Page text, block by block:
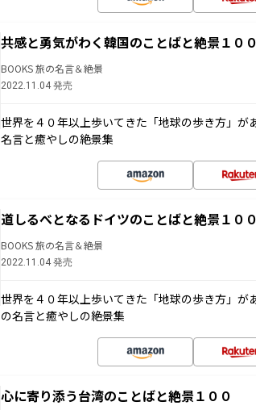
共感と勇気がわく韓国のことばと絶景１００
BOOKS 旅の名言＆絶景
2022.11.04 発売
世界を４０年以上歩いてきた「地球の歩き方」
名言と癒やしの絶景集
道しるべとなるドイツのことばと絶景１００
BOOKS 旅の名言＆絶景
2022.11.04 発売
世界を４０年以上歩いてきた「地球の歩き方」
の名言と癒やしの絶景集
心に寄り添う台湾のことばと絶景１００